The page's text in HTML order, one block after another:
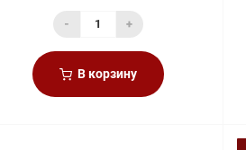
- +
В корзину